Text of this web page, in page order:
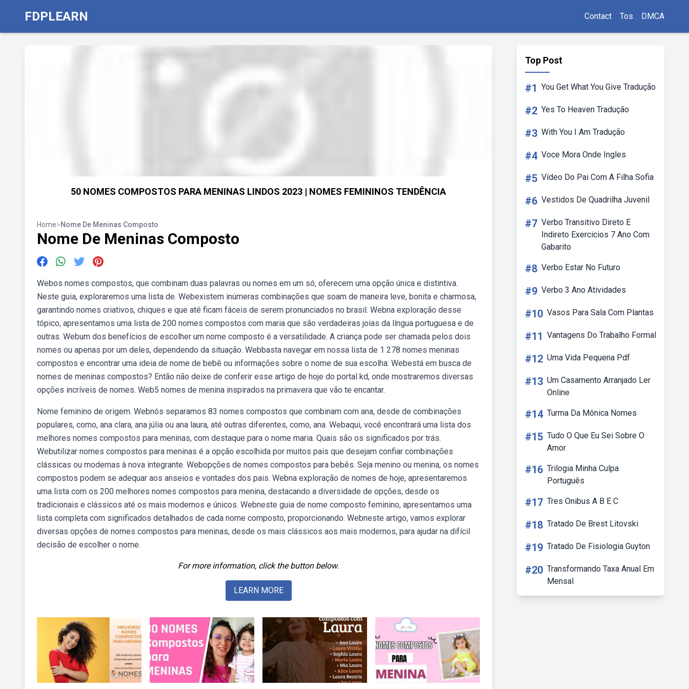
FDPLEARN Contact Tos DMCA
50 NOMES COMPOSTOS PARA MENINAS LINDOS 2023 | NOMES FEMININOS TENDÊNCIA
Home>Nome De Meninas Composto
Nome De Meninas Composto
Webos nomes compostos, que combinam duas palavras ou nomes em um só, oferecem uma opção única e distintiva.
Neste guia, exploraremos uma lista de. Webexistem inúmeras combinações que soam de maneira leve, bonita e charmosa,
garantindo nomes criativos, chiques e que até ficam fáceis de serem pronunciados no brasil. Webna exploração desse
tópico, apresentamos uma lista de 200 nomes compostos com maria que são verdadeiras joias da língua portuguesa e de
outras. Webum dos benefícios de escolher um nome composto é a versatilidade. A criança pode ser chamada pelos dois
nomes ou apenas por um deles, dependendo da situação. Webbasta navegar em nossa lista de 1 278 nomes meninas
compostos e encontrar uma ideia de nome de bebê ou informações sobre o nome de sua escolha: Webestá em busca de
nomes de meninas compostos? Então não deixe de conferir esse artigo de hoje do portal kd, onde mostraremos diversas
opções incríveis de nomes. Web5 nomes de menina inspirados na primavera que vão te encantar.
Nome feminino de origem. Webnós separamos 83 nomes compostos que combinam com ana, desde de combinações
populares, como, ana clara, ana júlia ou ana laura, até outras diferentes, como, ana. Webaqui, você encontrará uma lista dos
melhores nomes compostos para meninas, com destaque para o nome maria. Quais são os significados por trás.
Webutilizar nomes compostos para meninas é a opção escolhida por muitos pais que desejam confiar combinações
clássicas ou modernas à nova integrante. Webopções de nomes compostos para bebês. Seja menino ou menina, os nomes
compostos podem se adequar aos anseios e vontades dos pais. Webna exploração de nomes de hoje, apresentaremos
uma lista com os 200 melhores nomes compostos para menina, destacando a diversidade de opções, desde os
tradicionais e clássicos até os mais modernos e únicos. Webneste guia de nome composto feminino, apresentamos uma
lista completa com significados detalhados de cada nome composto, proporcionando. Webneste artigo, vamos explorar
diversas opções de nomes compostos para meninas, desde os mais clássicos aos mais modernos, para ajudar na difícil
decisão de escolher o nome.
For more information, click the button below.
LEARN MORE
Top Post
#1 You Get What You Give Tradução
#2 Yes To Heaven Tradução
#3 With You I Am Tradução
#4 Voce Mora Onde Ingles
#5 Vídeo Do Pai Com A Filha Sofia
#6 Vestidos De Quadrilha Juvenil
#7 Verbo Transitivo Direto E
Indireto Exercicios 7 Ano Com
Gabarito
#8 Verbo Estar No Futuro
#9 Verbo 3 Ano Atividades
#10 Vasos Para Sala Com Plantas
#11 Vantagens Do Trabalho Formal
#12 Uma Vida Pequena Pdf
#13 Um Casamento Arranjado Ler
Online
#14 Turma Da Mônica Nomes
#15 Tudo O Que Eu Sei Sobre O
Amor
#16 Trilogia Minha Culpa
Português
#17 Tres Onibus A B E C
#18 Tratado De Brest Litovski
#19 Tratado De Fisiologia Guyton
#20 Transformando Taxa Anual Em
Mensal